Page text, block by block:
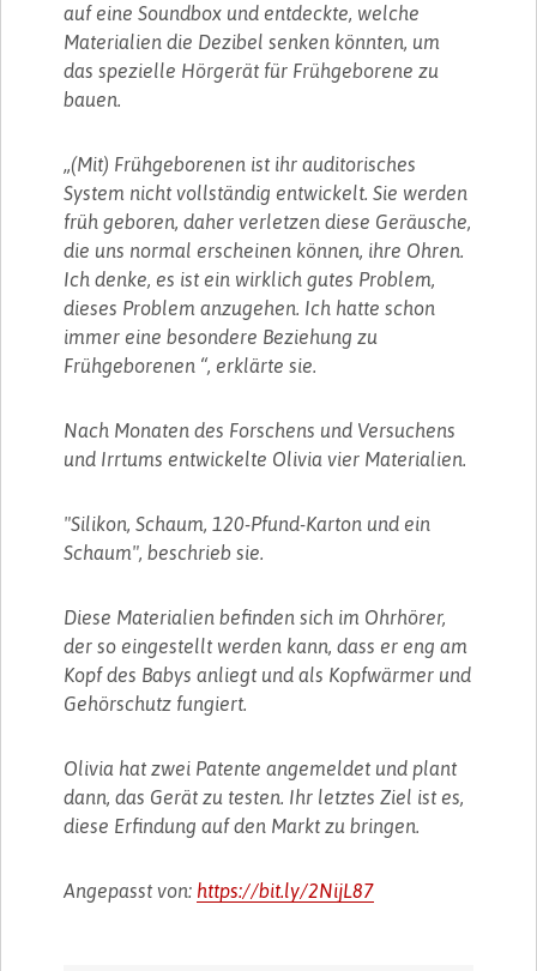
auf eine Soundbox und entdeckte, welche
Materialien die Dezibel senken könnten, um
das spezielle Hörgerät für Frühgeborene zu
bauen.
„(Mit) Frühgeborenen ist ihr auditorisches
System nicht vollständig entwickelt. Sie werden
früh geboren, daher verletzen diese Geräusche,
die uns normal erscheinen können, ihre Ohren.
Ich denke, es ist ein wirklich gutes Problem,
dieses Problem anzugehen. Ich hatte schon
immer eine besondere Beziehung zu
Frühgeborenen “, erklärte sie.
Nach Monaten des Forschens und Versuchens
und Irrtums entwickelte Olivia vier Materialien.
"Silikon, Schaum, 120-Pfund-Karton und ein
Schaum", beschrieb sie.
Diese Materialien befinden sich im Ohrhörer,
der so eingestellt werden kann, dass er eng am
Kopf des Babys anliegt und als Kopfwärmer und
Gehörschutz fungiert.
Olivia hat zwei Patente angemeldet und plant
dann, das Gerät zu testen. Ihr letztes Ziel ist es,
diese Erfindung auf den Markt zu bringen.
Angepasst von: https://bit.ly/2NijL87